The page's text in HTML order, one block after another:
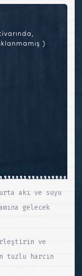
)
akı ve suyu
gelecek
ve
tuzlu harcın